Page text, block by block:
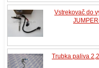
Vstrekovač do
Trubka paliva